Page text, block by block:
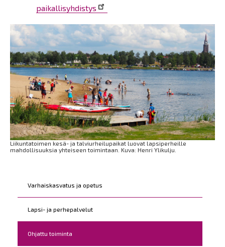
Kohderyhmät
Varhaiskasvatus ja opetus
Lapsi- ja perhepalvelut
Ohjattu toiminta
paikallisyhdistys
Liikuntatoimen kesä- ja talviurheilupaikat luovat lapsiperheille
mahdollisuuksia yhteiseen toimintaan. Kuva: Henri Ylikulju.